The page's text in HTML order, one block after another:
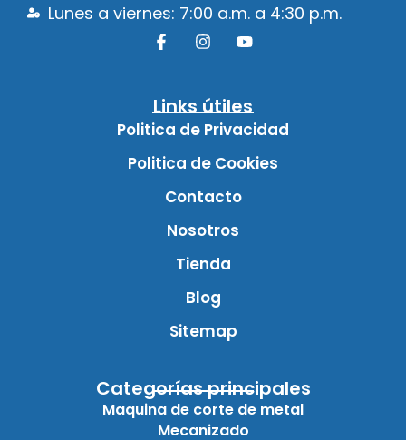
Lunes a viernes: 7:00 a.m. a 4:30 p.m.
Links útiles
Politica de Privacidad
Politica de Cookies
Contacto
Nosotros
Tienda
Blog
Sitemap
Categorías principales
Maquina de corte de metal
Mecanizado